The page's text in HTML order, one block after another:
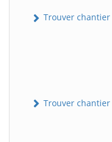
Trouver
Trouver